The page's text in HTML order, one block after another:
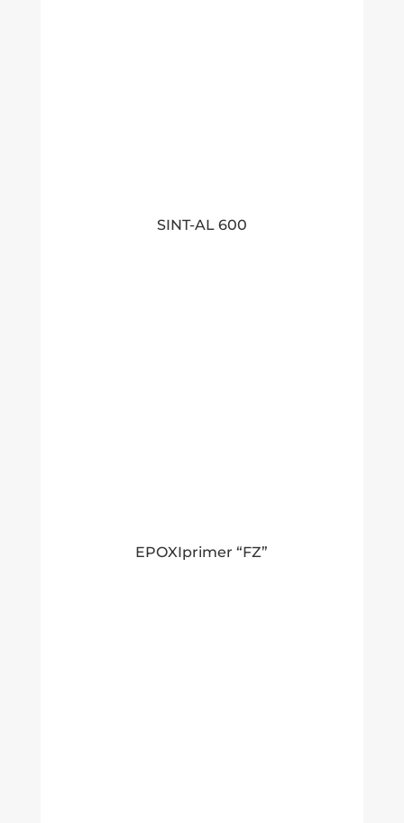
SINT-AL 600
EPOXIprimer “FZ”